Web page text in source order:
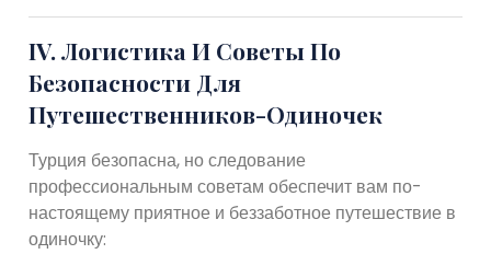
IV. Логистика И Советы По
Безопасности Для
Путешественников-Одиночек
Турция безопасна, но следование
профессиональным советам обеспечит вам по-
настоящему приятное и беззаботное путешествие в
одиночку: